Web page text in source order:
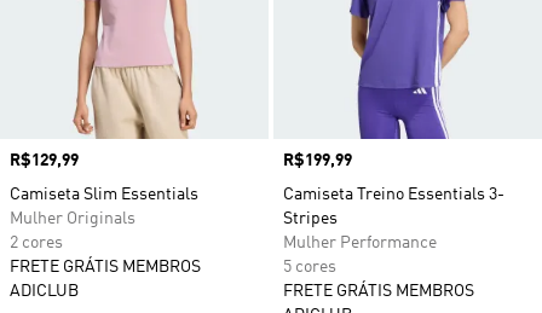
Preço
R$129,99
Camiseta Slim Essentials
Mulher Originals
2 cores
FRETE GRÁTIS MEMBROS
ADICLUB
Preço
R$199,99
Camiseta Treino Essentials 3-
Stripes
Mulher Performance
5 cores
FRETE GRÁTIS MEMBROS